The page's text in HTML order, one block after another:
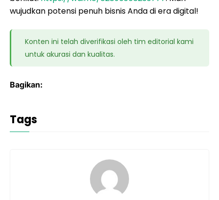
wujudkan potensi penuh bisnis Anda di era digital!
Konten ini telah diverifikasi oleh tim editorial kami
untuk akurasi dan kualitas.
Bagikan:
Tags